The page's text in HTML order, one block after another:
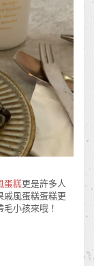
蛋糕更是許多人
戚風蛋糕蛋糕更
毛小孩來哦！